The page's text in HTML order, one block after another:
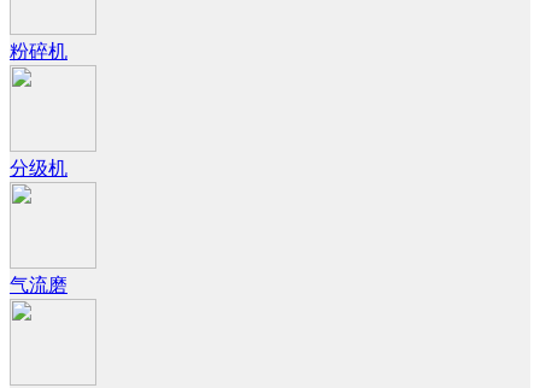
粉碎机
分级机
气流磨